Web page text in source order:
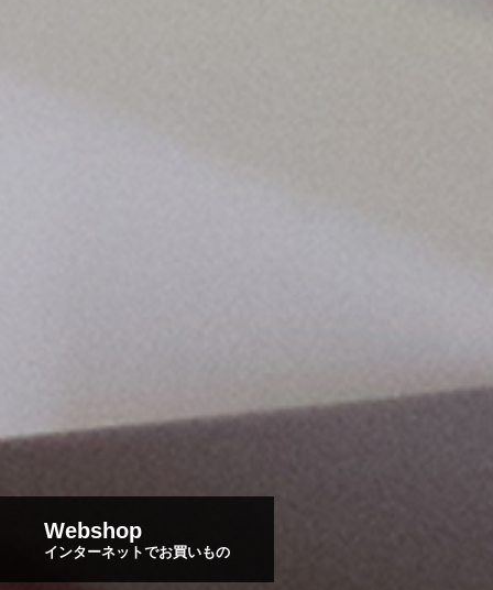
Webshop
インターネットでお買いもの